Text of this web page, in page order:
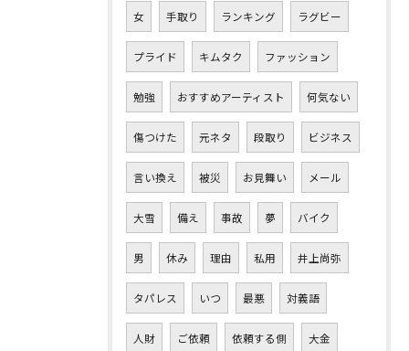
女 手取り ランキング ラグビー
プライド キムタク ファッション
勉強 おすすめアーティスト 何気ない
傷つけた 元ネタ 段取り ビジネス
言い換え 被災 お見舞い メール
大雪 備え 事故 夢 バイク
男 休み 理由 私用 井上尚弥
タパレス いつ 最悪 対義語
人財 ご依頼 依頼する側 大金